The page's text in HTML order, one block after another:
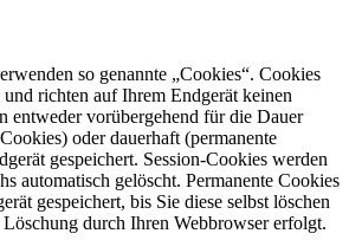
so genannte „Cookies“. Cookies
richten auf Ihrem Endgerät keinen
entweder vorübergehend für die Dauer
oder dauerhaft (permanente
gespeichert. Session-Cookies werden
automatisch gelöscht. Permanente Cookies
gespeichert, bis Sie diese selbst löschen
Löschung durch Ihren Webbrowser erfolgt.